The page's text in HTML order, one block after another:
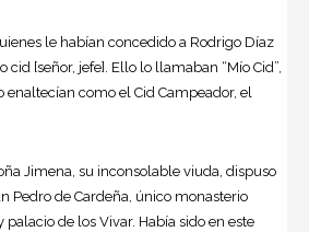
le habían concedido a Rodrigo Díaz
cid [señor, jefe]. Ello lo llamaban “Mío Cid”,
enaltecían como el Cid Campeador, el
Jimena, su inconsolable viuda, dispuso
Pedro de Cardeña, único monasterio
de los Vivar. Había sido en este